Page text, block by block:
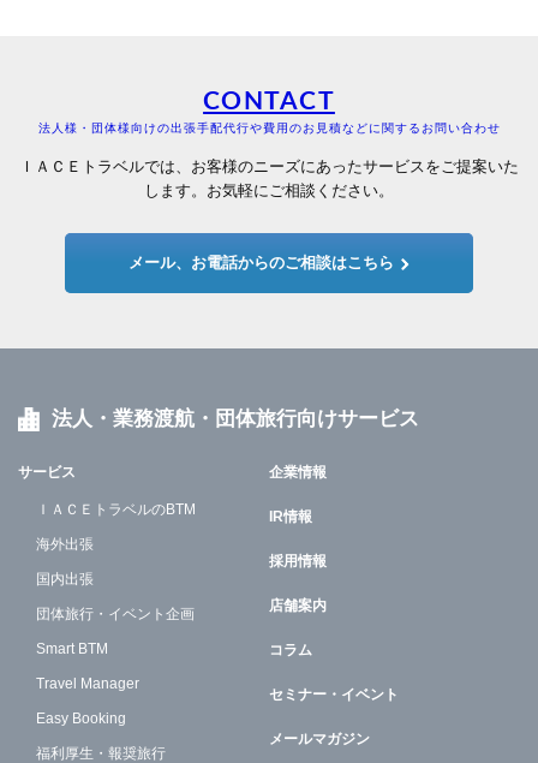
CONTACT
法人様・団体様向けの出張手配代行や費用のお見積などに関するお問い合わせ
ＩＡＣＥトラベルでは、お客様のニーズにあったサービスをご提案いた
します。お気軽にご相談ください。
メール、お電話からのご相談はこちら
法人・業務渡航・団体旅行向けサービス
サービス
ＩＡＣＥトラベルのBTM
海外出張
国内出張
団体旅行・イベント企画
Smart BTM
Travel Manager
Easy Booking
福利厚生・報奨旅行
企業情報
IR情報
採用情報
店舗案内
コラム
セミナー・イベント
メールマガジン